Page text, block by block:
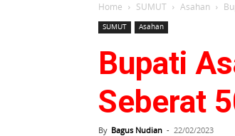
Home SUMUT Asahan
SUMUT Asahan
Bupati
Seberat
By Bagus Nudian - 22/02/2023